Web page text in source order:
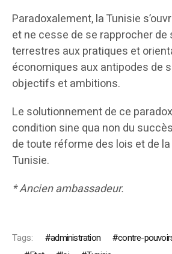
Paradoxalement, la Tunisie
et ne cesse de se rapprocher
terrestres aux pratiques et
économiques aux antipodes de
objectifs et ambitions.
Le solutionnement de ce
condition sine qua non du
de toute réforme des lois et de
Tunisie.
* Ancien ambassadeur.
Tags: administration contre-